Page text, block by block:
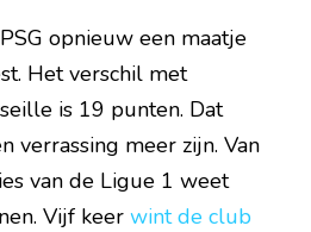
opnieuw een maatje
Het verschil met
is 19 punten. Dat
verrassing meer zijn. Van
van de Ligue 1 weet
Vijf keer wint de club